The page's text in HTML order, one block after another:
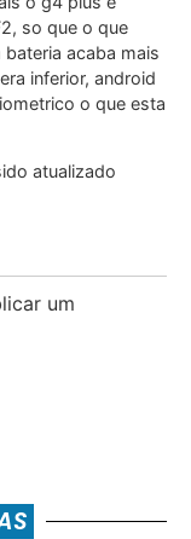
so que o que
acaba mais
inferior, android
o que esta
atualizado
um